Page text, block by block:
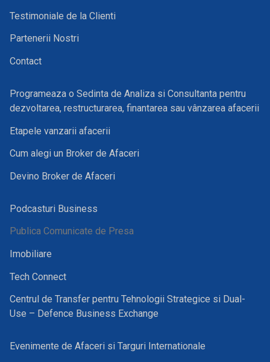
Testimoniale de la Clienti
Partenerii Nostri
Contact
Programeaza o Sedinta de Analiza si Consultanta pentru
dezvoltarea, restructurarea, finantarea sau vânzarea afacerii
Etapele vanzarii afacerii
Cum alegi un Broker de Afaceri
Devino Broker de Afaceri
Podcasturi Business
Publica Comunicate de Presa
Imobiliare
Tech Connect
Centrul de Transfer pentru Tehnologii Strategice si Dual-
Use – Defence Business Exchange
Evenimente de Afaceri si Targuri Internationale